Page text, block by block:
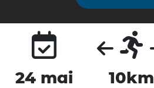
24 mai
10km